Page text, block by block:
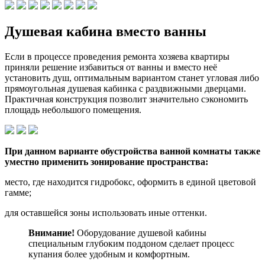
Душевая кабина вместо ванны
Если в процессе проведения ремонта хозяева квартиры
приняли решение избавиться от ванны и вместо неё
установить душ, оптимальным вариантом станет угловая либо
прямоугольная душевая кабинка с раздвижными дверцами.
Практичная конструкция позволит значительно сэкономить
площадь небольшого помещения.
При данном варианте обустройства ванной комнаты также
уместно применить зонирование пространства:
место, где находится гидробокс, оформить в единой цветовой
гамме;
для оставшейся зоны использовать иные оттенки.
Внимание! Оборудование душевой кабины
специальным глубоким поддоном сделает процесс
купания более удобным и комфортным.